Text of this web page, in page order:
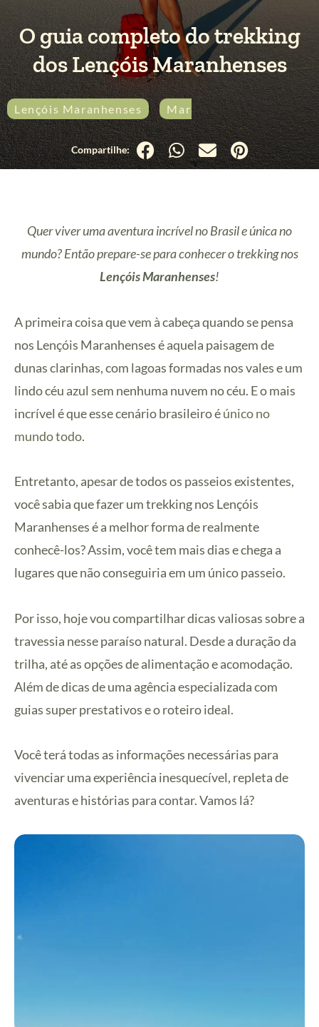
O guia completo do trekking
dos Lençóis Maranhenses
Lençóis Maranhenses Maranhão Passeios
Quer viver uma aventura incrível no Brasil e única no
mundo? Então prepare-se para conhecer o trekking nos
Lençóis Maranhenses!
A primeira coisa que vem à cabeça quando se pensa
nos Lençóis Maranhenses é aquela paisagem de
dunas clarinhas, com lagoas formadas nos vales e um
lindo céu azul sem nenhuma nuvem no céu. E o mais
incrível é que esse cenário brasileiro éúnico no
mundo todo.
Entretanto, apesar de todos os passeios existentes,
você sabia que fazer um trekking nos Lençóis
Maranhenses é a melhor forma de realmente
conhecê-los? Assim, você tem mais dias e chega a
lugares que não conseguiria em um único passeio.
Por isso, hoje vou compartilhar dicas valiosas sobre a
travessia nesse paraíso natural. Desde a duração da
trilha, até as opções de alimentação e acomodação.
Além de dicas de uma agência especializada com
guias super prestativos e o roteiro ideal.
Você terá todas as informações necessárias para
vivenciar uma experiência inesquecível, repleta de
aventuras e histórias para contar. Vamos lá?